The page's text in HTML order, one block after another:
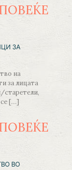
ЗА
на
за лицата
старетели,
[…]
ВО